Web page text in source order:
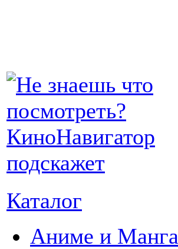
Каталог
Аниме и Манга